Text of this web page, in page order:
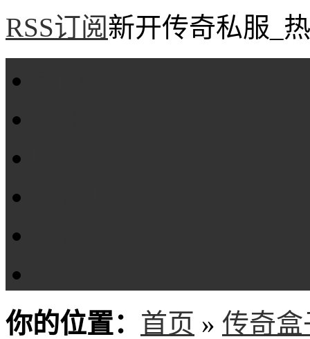
RSS订阅新开传奇私服_
你的位置： 首页 » 传奇盒